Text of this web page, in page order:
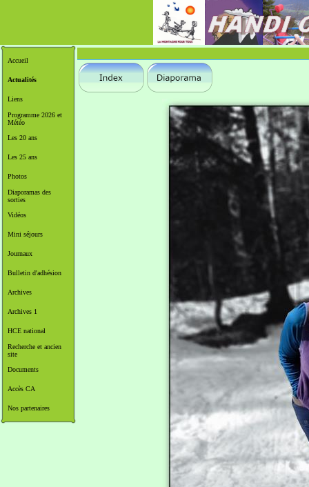
Accueil
Actualités
Liens
Programme 2026 et
Météo
Les 20 ans
Les 25 ans
Photos
Diaporamas des
sorties
Vidéos
Mini séjours
Journaux
Bulletin d'adhésion
Archives
Archives 1
HCE national
Recherche et ancien
site
Documents
Accès CA
Nos partenaires